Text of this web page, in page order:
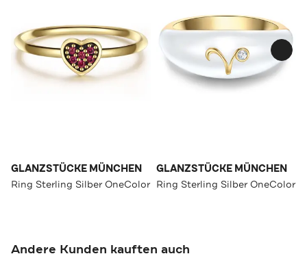
GLANZSTÜCKE MÜNCHEN
Ring Sterling Silber OneColor
GLANZSTÜCKE MÜNCHEN
Ring Sterling Silber OneColor
Andere Kunden kauften auch